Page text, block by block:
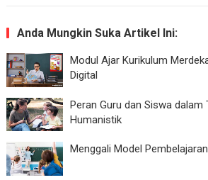
Anda Mungkin Suka Artikel Ini:
Modul Ajar Kurikulum
Digital
Peran Guru dan Siswa dalam
Humanistik
Menggali Model